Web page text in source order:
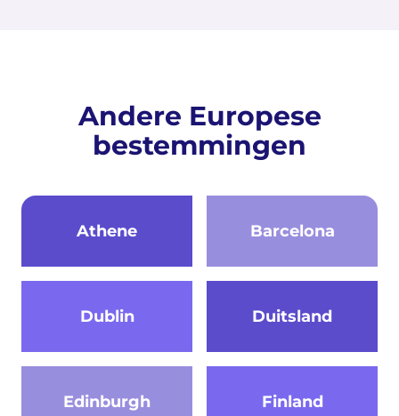
Andere Europese
bestemmingen
Athene Barcelona
Dublin Duitsland
Edinburgh Finland